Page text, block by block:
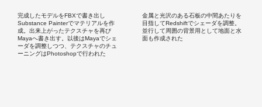
完成したモデルをFBXで書き出し
Substance Painterでマテリアルを作
成。出来上がったテクスチャを再び
Mayaへ書き出す。以後はMayaでシェ
ーダを調整しつつ、テクスチャのチュ
ーニングはPhotoshopで行われた
金属と光沢のある石板の中間あたりを
目指してRedshiftでシェーダを調整。
並行して周囲の背景用として地面と水
面も作成された